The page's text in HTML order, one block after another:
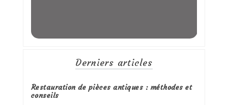
Derniers articles
Restauration de pièces antiques : méthodes et
conseils